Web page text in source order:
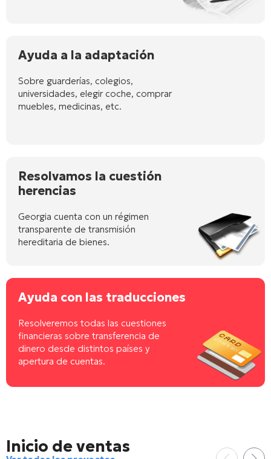
Ayuda a la adaptación
Sobre guarderías, colegios,
universidades, elegir coche, comprar
muebles, medicinas, etc.
Resolvamos la cuestión
herencias
Georgia cuenta con un régimen
transparente de transmisión
hereditaria de bienes.
Ayuda con las traducciones
Resolveremos todas las cuestiones
financieras sobre transferencia de
dinero desde distintos países y
apertura de cuentas.
Inicio de ventas